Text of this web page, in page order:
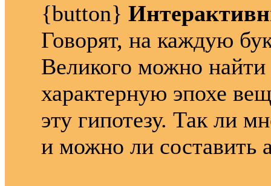
{button}
Говорят, на каждую
Великого можно
характерную эпохе
эту гипотезу. Так ли
и можно ли составить